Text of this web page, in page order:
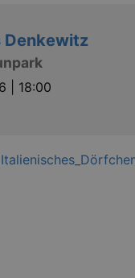
Denkewitz
| 18:00